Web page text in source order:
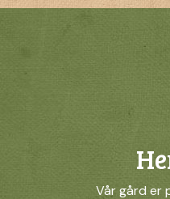
Vår gård er